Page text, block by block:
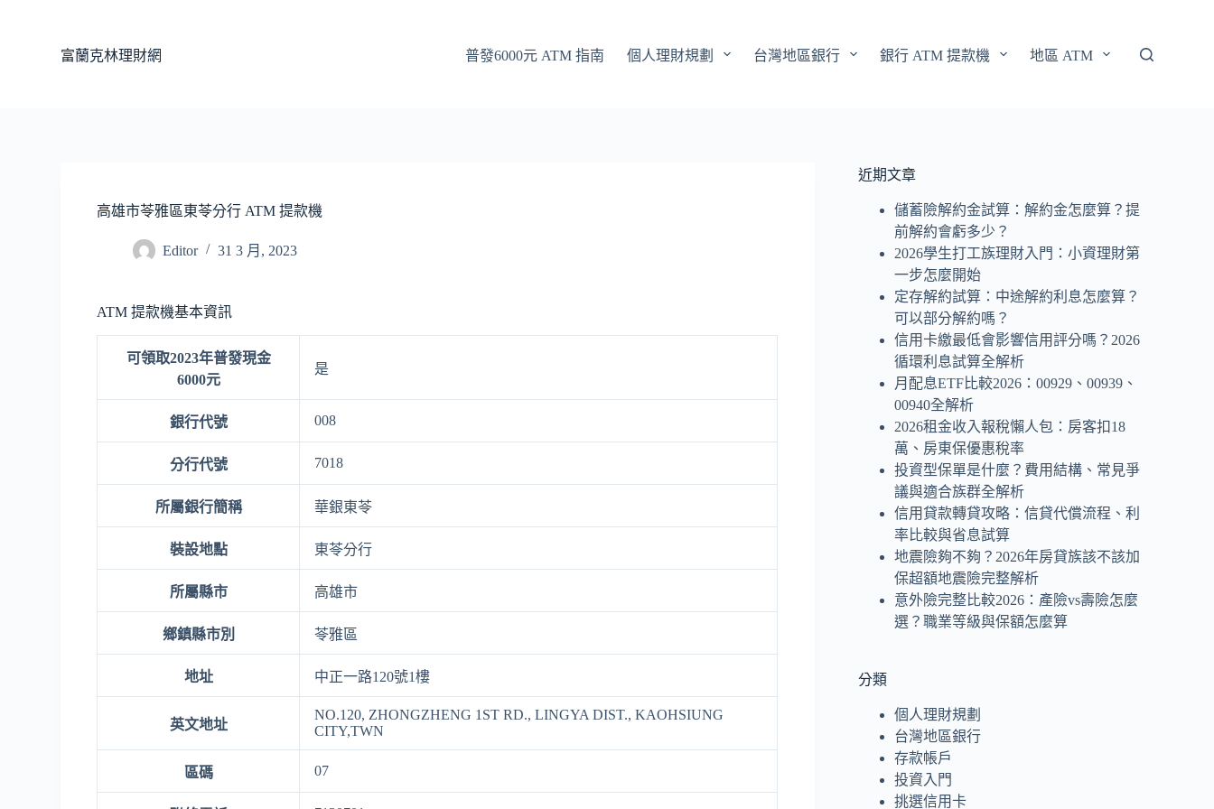
富蘭克林理財網 普發6000元 ATM 指南 個人理財規劃 台灣地區銀行 銀行 ATM 提款機 地區 ATM
高雄市苓雅區東苓分行 ATM 提款機
Editor 31 3 月, 2023
ATM 提款機基本資訊
可領取2023年普發現金
6000元
是
銀行代號 008
分行代號 7018
所屬銀行簡稱 華銀東苓
裝設地點 東苓分行
所屬縣市 高雄市
鄉鎮縣市別 苓雅區
地址 中正一路120號1樓
英文地址
NO.120, ZHONGZHENG 1ST RD., LINGYA DIST., KAOHSIUNG
CITY,TWN
區碼 07
近期文章
儲蓄險解約金試算：解約金怎麼算？提
前解約會虧多少？
2026學生打工族理財入門：小資理財第
一步怎麼開始
定存解約試算：中途解約利息怎麼算？
可以部分解約嗎？
信用卡繳最低會影響信用評分嗎？2026
循環利息試算全解析
月配息ETF比較2026：00929、00939、
00940全解析
2026租金收入報稅懶人包：房客扣18
萬、房東保優惠稅率
投資型保單是什麼？費用結構、常見爭
議與適合族群全解析
信用貸款轉貸攻略：信貸代償流程、利
率比較與省息試算
地震險夠不夠？2026年房貸族該不該加
保超額地震險完整解析
意外險完整比較2026：產險vs壽險怎麼
選？職業等級與保額怎麼算
分類
個人理財規劃
台灣地區銀行
存款帳戶
投資入門
挑選信用卡